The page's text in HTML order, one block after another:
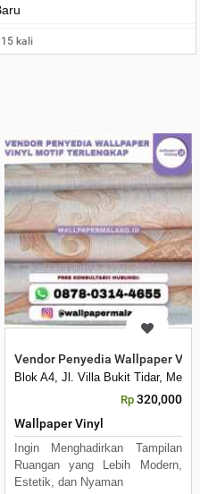
kali
Ruang Kantor
Vendor Penyedia Wallpaper
Blok A4, Jl. Villa Bukit Tidar,
Rp 320,000
Wallpaper Vinyl
Ingin Menghadirkan Tampilan
Ruangan yang Lebih Modern,
Estetik, dan Nyaman